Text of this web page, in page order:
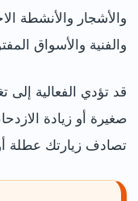
والأشجار والأنشطة
والفنية والأسواق
قد تؤدي الفعالية
صغيرة أو زيادة
تصادف زيارتك عطلة أو